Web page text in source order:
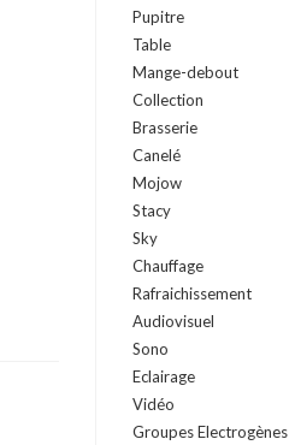
Pupitre
Table
Mange-debout
Collection
Brasserie
Canelé
Mojow
Stacy
Sky
Chauffage
Rafraichissement
Audiovisuel
Sono
Eclairage
Vidéo
Groupes Electrogènes